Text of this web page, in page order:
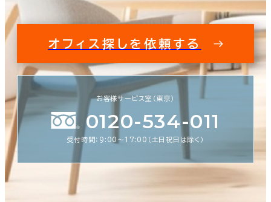
オフィス探しを依頼する
お客様サービス室（東京）
0120-534-011
受付時間：9:00〜17:00（土日祝日は除く）